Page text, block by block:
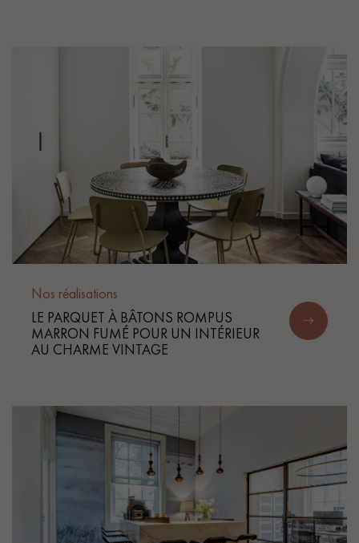
Demandez un rendez-vous personnalisé
Obtenez un devis gratuit !
Nos réalisations
LE PARQUET À BÂTONS ROMPUS
MARRON FUMÉ POUR UN INTÉRIEUR
AU CHARME VINTAGE